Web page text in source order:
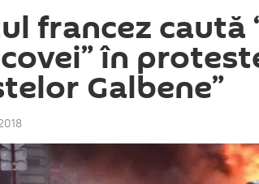
francez caută
în
Galbene”